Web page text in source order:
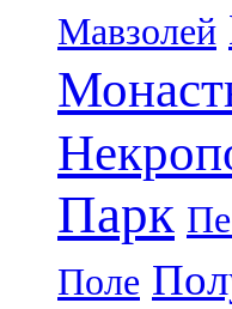
Мавзолей
Парк
Поле